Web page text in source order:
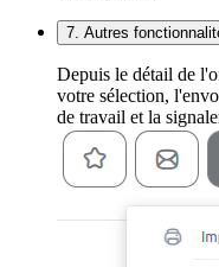
7. Autres
Depuis le détail de
votre sélection,
de travail et la